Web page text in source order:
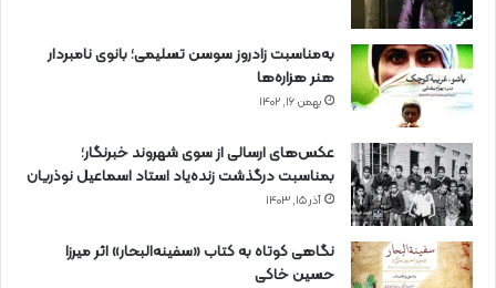
به‌مناسبت زادروز سوسن تسلیمی؛ بانوی نامبردار
هنر هزاره‌ها
بهمن ۱۶, ۱۴۰۲
عکس‌های ارسالی از سوی شهروند خبرنگار؛
بمناسبت درگذشت زنده‌یاد استاد اسماعیل نوذریان
آذر ۱۵, ۱۴۰۳
نگاهی کوتاه به کتاب «سفینه‌البحار» اثر میرزا
حسین خاکی